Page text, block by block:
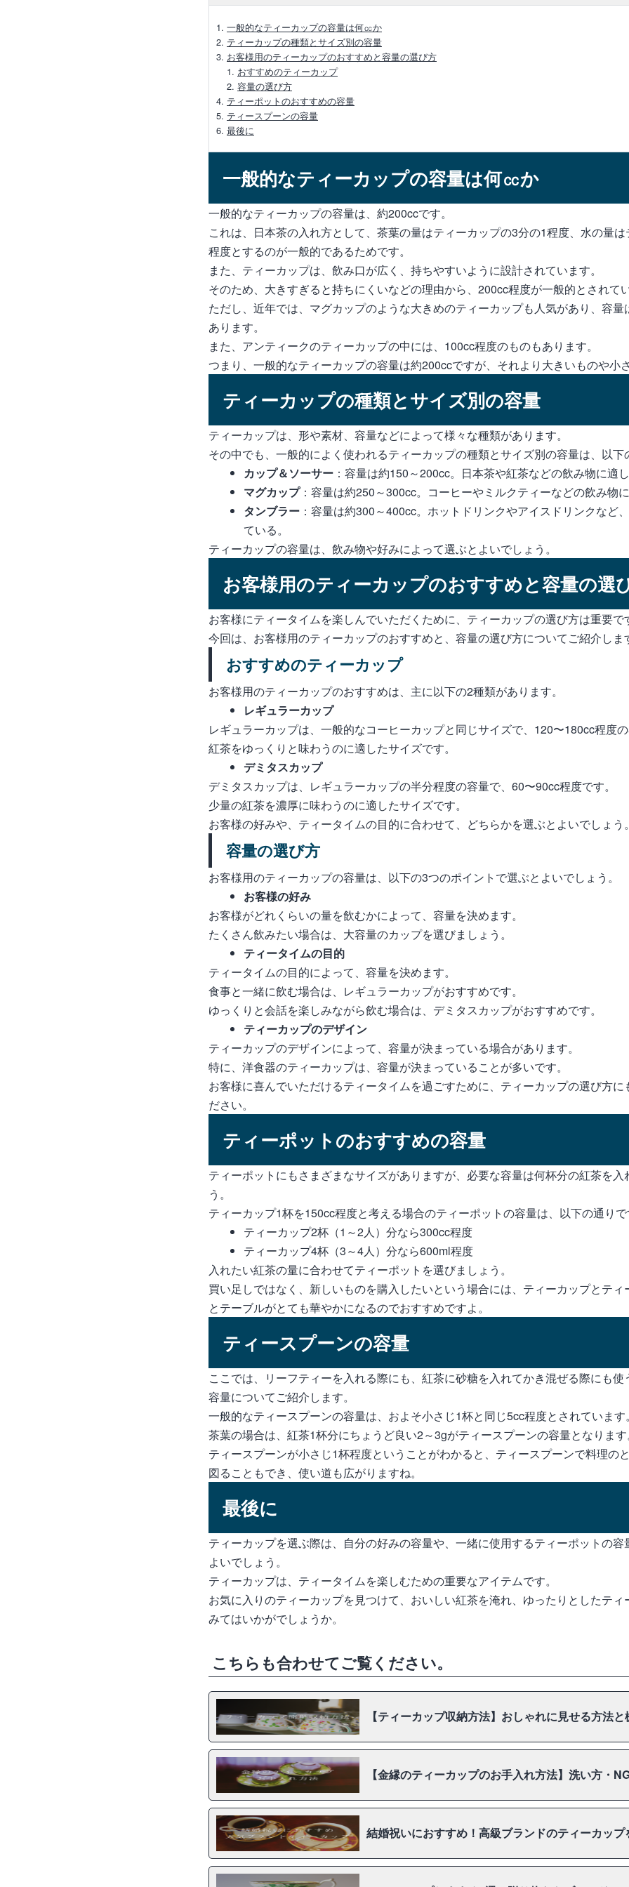
一般的なティーカップの容量は何㏄か
ティーカップの種類とサイズ別の容量
お客様用のティーカップのおすすめと容量の選び方
おすすめのティーカップ
容量の選び方
ティーポットのおすすめの容量
ティースプーンの容量
最後に
一般的なティーカップの容量は何㏄か
一般的なティーカップの容量は、約200ccです。
これは、日本茶の入れ方として、茶葉の量はティーカップの3分の1程度、水の量
程度とするのが一般的であるためです。
また、ティーカップは、飲み口が広く、持ちやすいように設計されています。
そのため、大きすぎると持ちにくいなどの理由から、200cc程度が一般的とされてい
ただし、近年では、マグカップのような大きめのティーカップも人気があり、容量
あります。
また、アンティークのティーカップの中には、100cc程度のものもあります。
つまり、一般的なティーカップの容量は約200ccですが、それより大きいものや小
ティーカップの種類とサイズ別の容量
ティーカップは、形や素材、容量などによって様々な種類があります。
その中でも、一般的によく使われるティーカップの種類とサイズ別の容量は、以下
カップ＆ソーサー ：容量は約150～200cc。日本茶や紅茶などの飲み物に適し
マグカップ：容量は約250～300cc。コーヒーやミルクティーなどの飲み物に
タンブラー ：容量は約300～400cc。ホットドリンクやアイスドリンクなど
ている。
ティーカップの容量は、飲み物や好みによって選ぶとよいでしょう。
お客様用のティーカップのおすすめと容量の選
お客様にティータイムを楽しんでいただくために、ティーカップの選び方は重要で
今回は、お客様用のティーカップのおすすめと、容量の選び方についてご紹介しま
おすすめのティーカップ
お客様用のティーカップのおすすめは、主に以下の2種類があります。
レギュラーカップ
レギュラーカップは、一般的なコーヒーカップと同じサイズで、120〜180cc程度の
紅茶をゆっくりと味わうのに適したサイズです。
デミタスカップ
デミタスカップは、レギュラーカップの半分程度の容量で、60〜90cc程度です。
少量の紅茶を濃厚に味わうのに適したサイズです。
お客様の好みや、ティータイムの目的に合わせて、どちらかを選ぶとよいでしょう。
容量の選び方
お客様用のティーカップの容量は、以下の3つのポイントで選ぶとよいでしょう。
お客様の好み
お客様がどれくらいの量を飲むかによって、容量を決めます。
たくさん飲みたい場合は、大容量のカップを選びましょう。
ティータイムの目的
ティータイムの目的によって、容量を決めます。
食事と一緒に飲む場合は、レギュラーカップがおすすめです。
ゆっくりと会話を楽しみながら飲む場合は、デミタスカップがおすすめです。
ティーカップのデザイン
ティーカップのデザインによって、容量が決まっている場合があります。
特に、洋食器のティーカップは、容量が決まっていることが多いです。
お客様に喜んでいただけるティータイムを過ごすために、ティーカップの選び方に
ださい。
ティーポットのおすすめの容量
ティーポットにもさまざまなサイズがありますが、必要な容量は何杯分の紅茶を入
う。
ティーカップ1杯を150cc程度と考える場合のティーポットの容量は、以下の通りで
ティーカップ2杯（1～2人）分なら300cc程度
ティーカップ4杯（3～4人）分なら600ml程度
入れたい紅茶の量に合わせてティーポットを選びましょう。
買い足しではなく、新しいものを購入したいという場合には、ティーカップとティ
とテーブルがとても華やかになるのでおすすめですよ。
ティースプーンの容量
ここでは、リーフティーを入れる際にも、紅茶に砂糖を入れてかき混ぜる際にも
容量についてご紹介します。
一般的なティースプーンの容量は、およそ小さじ1杯と同じ5cc程度とされています。
茶葉の場合は、紅茶1杯分にちょうど良い2～3gがティースプーンの容量となります
ティースプーンが小さじ1杯程度ということがわかると、ティースプーンで料理の
図ることもでき、使い道も広がりますね。
最後に
ティーカップを選ぶ際は、自分の好みの容量や、一緒に使用するティーポットの容
よいでしょう。
ティーカップは、ティータイムを楽しむための重要なアイテムです。
お気に入りのティーカップを見つけて、おいしい紅茶を淹れ、ゆったりとしたティ
みてはいかがでしょうか。
こちらも合わせてご覧ください。
【ティーカップ収納方法】おしゃれに見せる方法
【金縁のティーカップのお手入れ方法】洗い方・
結婚祝いにおすすめ！高級ブランドのティーカップ